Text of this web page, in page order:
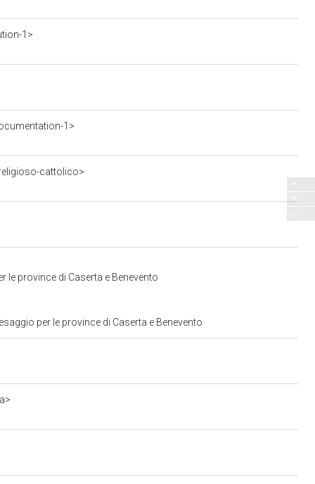
1>
1>
cattolico>
le province di Caserta e Benevento
per le province di Caserta e Benevento